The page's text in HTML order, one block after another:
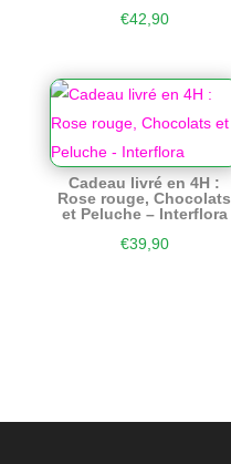
€42,90
Cadeau livré en 4H :
Rose rouge, Chocolats
et Peluche – Interflora
€39,90